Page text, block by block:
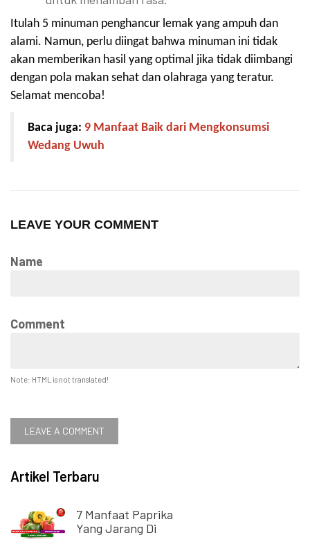
Itulah 5 minuman penghancur lemak yang ampuh dan
alami. Namun, perlu diingat bahwa minuman ini tidak
akan memberikan hasil yang optimal jika tidak diimbangi
dengan pola makan sehat dan olahraga yang teratur.
Selamat mencoba!
Baca juga: 9 Manfaat Baik dari Mengkonsumsi
Wedang Uwuh
LEAVE YOUR COMMENT
Name
Comment
Note: HTML is not translated!
LEAVE A COMMENT
Artikel Terbaru
7 Manfaat Paprika
Yang Jarang Di